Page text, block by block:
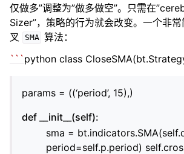
仅做多”调整为”做多做空”。只需在
Sizer”，策略的行为就会改变。一个非常
叉
SMA 算法：
`` `python class
params = ((‘period’, 15),)
def __init__(self):
sma =
period=self.p.period)